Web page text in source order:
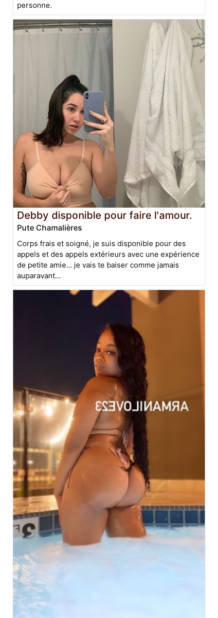
personne.
Debby disponible pour faire l'amour.
Pute Chamalières
Corps frais et soigné, je suis disponible pour des
appels et des appels extérieurs avec une expérience
de petite amie... je vais te baiser comme jamais
auparavant...